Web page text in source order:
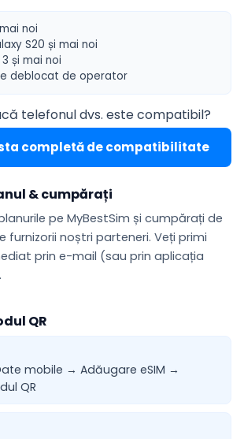
noi
S20 și mai noi
și mai noi
deblocat de operator
telefonul dvs. este compatibil?
completă de compatibilitate
& cumpărați
pe MyBestSim și cumpărați de
furnizorii noștri parteneri. Veți primi
prin e-mail (sau prin aplicația
QR
mobile → Adăugare eSIM →
QR